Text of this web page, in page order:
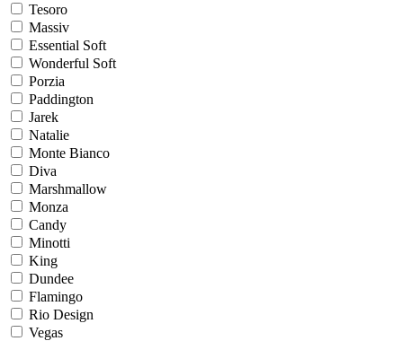
Tesoro
Massiv
Essential Soft
Wonderful Soft
Porzia
Paddington
Jarek
Natalie
Monte Bianco
Diva
Marshmallow
Monza
Candy
Minotti
King
Dundee
Flamingo
Rio Design
Vegas